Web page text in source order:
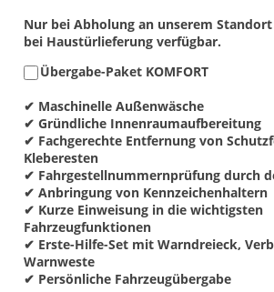
Nur bei Abholung an unserem
bei Haustürlieferung verfügbar.
Übergabe-Paket KOMFORT
✔ Maschinelle Außenwäsche
✔ Gründliche Innenraumaufbereitung
✔ Fachgerechte Entfernung von
Kleberesten
✔ Fahrgestellnummernprüfung durch
✔ Anbringung von Kennzeichenhaltern
✔ Kurze Einweisung in die wichtigsten
Fahrzeugfunktionen
✔ Erste-Hilfe-Set mit Warndreieck,
Warnweste
✔ Persönliche Fahrzeugübergabe